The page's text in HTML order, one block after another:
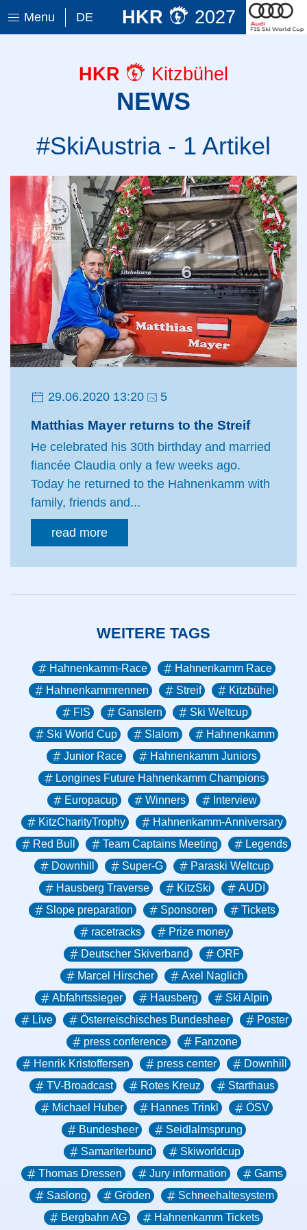
Menu DE HKR 2027
HKR Kitzbühel
NEWS
#SkiAustria - 1 Artikel
29.06.2020 13:20 5
Matthias Mayer returns to the Streif
He celebrated his 30th birthday and married
fiancée Claudia only a few weeks ago.
Today he returned to the Hahnenkamm with
family, friends and...
read more
WEITERE TAGS
Hahnenkamm-Race
Hahnenkamm Race
Hahnenkammrennen
Streif
Kitzbühel
FIS
Ganslern
Ski Weltcup
Ski World Cup
Slalom
Hahnenkamm
Junior Race
Hahnenkamm Juniors
Longines Future Hahnenkamm Champions
Europacup
Winners
Interview
KitzCharityTrophy
Hahnenkamm-Anniversary
Red Bull
Team Captains Meeting
Legends
Downhill
Super-G
Paraski Weltcup
Hausberg Traverse
KitzSki
AUDI
Slope preparation
Sponsoren
Tickets
racetracks
Prize money
Deutscher Skiverband
ORF
Marcel Hirscher
Axel Naglich
Abfahrtssieger
Hausberg
Ski Alpin
Live
Österreischisches Bundesheer
Poster
press conference
Fanzone
Henrik Kristoffersen
press center
Downhill
TV-Broadcast
Rotes Kreuz
Starthaus
Michael Huber
Hannes Trinkl
ÖSV
Bundesheer
Seidlalmsprung
Samariterbund
Skiworldcup
Thomas Dressen
Jury information
Gams
Saslong
Gröden
Schneehaltesystem
Bergbahn AG
Hahnenkamm Tickets